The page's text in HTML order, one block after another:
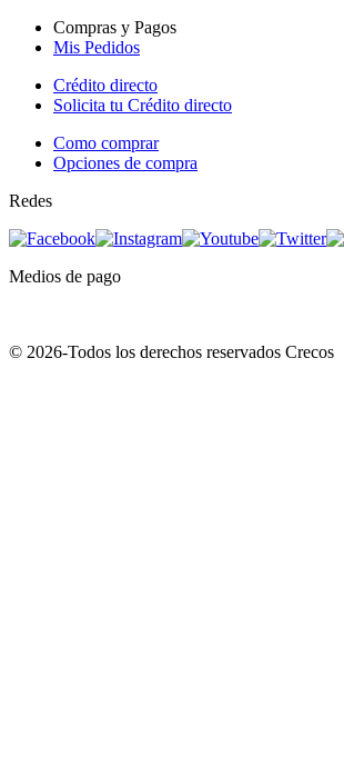
Compras y Pagos
Mis Pedidos
Crédito directo
Solicita tu Crédito directo
Como comprar
Opciones de compra
Redes
Medios de pago
© 2026-Todos los derechos reservados Crecos